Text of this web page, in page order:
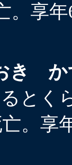
。享
き か
とく
。享